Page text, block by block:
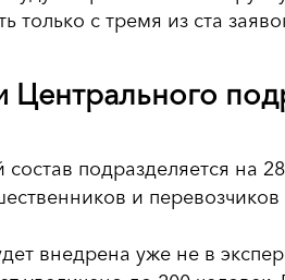
только с тремя из ста
Центрального
подразделяется на
и
внедрена уже не в